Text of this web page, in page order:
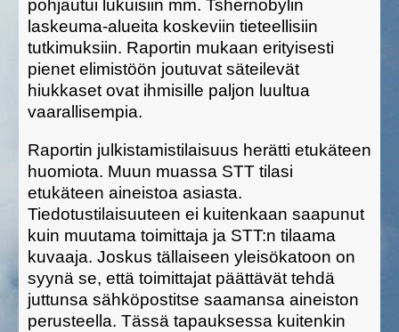
pohjautui lukuisiin mm. Tshernobylin
laskeuma-alueita koskeviin tieteellisiin
tutkimuksiin. Raportin mukaan erityisesti
pienet elimistöön joutuvat säteilevät
hiukkaset ovat ihmisille paljon luultua
vaarallisempia.
Raportin julkistamistilaisuus herätti etukäteen
huomiota. Muun muassa STT tilasi
etukäteen aineistoa asiasta.
Tiedotustilaisuuteen ei kuitenkaan saapunut
kuin muutama toimittaja ja STT:n tilaama
kuvaaja. Joskus tällaiseen yleisökatoon on
syynä se, että toimittajat päättävät tehdä
juttunsa sähköpostitse saamansa aineiston
perusteella. Tässä tapauksessa kuitenkin